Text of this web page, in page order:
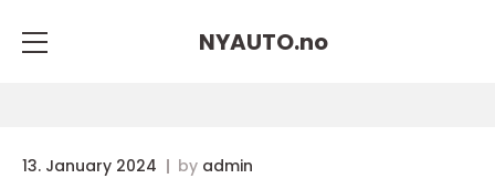
NYAUTO.no
13. January 2024 by admin